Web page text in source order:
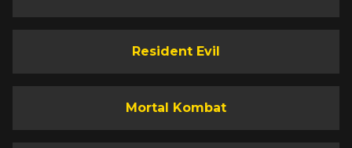
Resident Evil
Mortal Kombat